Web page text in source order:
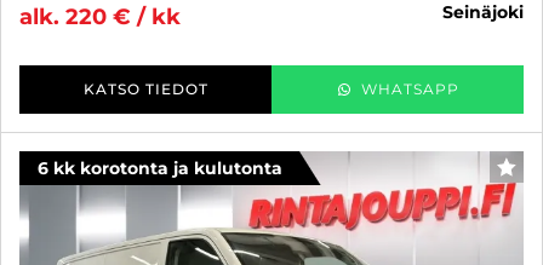
alk. 220 € / kk
seinäjoki
KATSO TIEDOT WHATSAPP
6 kk korotonta ja kulutonta